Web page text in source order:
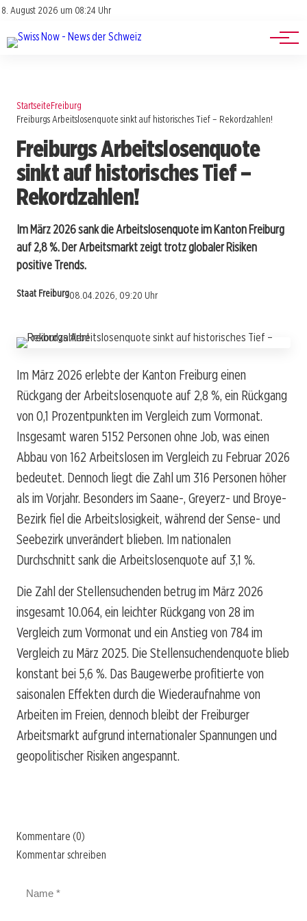
8. August 2026 um 08:24 Uhr
Impressum
Jobs
Events
StartseiteFreiburg
Freiburgs Arbeitslosenquote sinkt auf historisches Tief – Rekordzahlen!
Freiburgs Arbeitslosenquote
sinkt auf historisches Tief –
Rekordzahlen!
Im März 2026 sank die Arbeitslosenquote im Kanton Freiburg
auf 2,8 %. Der Arbeitsmarkt zeigt trotz globaler Risiken
positive Trends.
Staat Freiburg08.04.2026, 09:20 Uhr
Im März 2026 erlebte der Kanton Freiburg einen
Rückgang der Arbeitslosenquote auf 2,8 %, ein Rückgang
von 0,1 Prozentpunkten im Vergleich zum Vormonat.
Insgesamt waren 5152 Personen ohne Job, was einen
Abbau von 162 Arbeitslosen im Vergleich zu Februar 2026
bedeutet. Dennoch liegt die Zahl um 316 Personen höher
als im Vorjahr. Besonders im Saane-, Greyerz- und Broye-
Bezirk fiel die Arbeitslosigkeit, während der Sense- und
Seebezirk unverändert blieben. Im nationalen
Durchschnitt sank die Arbeitslosenquote auf 3,1 %.
Die Zahl der Stellensuchenden betrug im März 2026
insgesamt 10.064, ein leichter Rückgang von 28 im
Vergleich zum Vormonat und ein Anstieg von 784 im
Vergleich zu März 2025. Die Stellensuchendenquote blieb
konstant bei 5,6 %. Das Baugewerbe profitierte von
saisonalen Effekten durch die Wiederaufnahme von
Arbeiten im Freien, dennoch bleibt der Freiburger
Arbeitsmarkt aufgrund internationaler Spannungen und
geopolitischer Risiken angespannt.
Kommentare (0)
Kommentar schreiben